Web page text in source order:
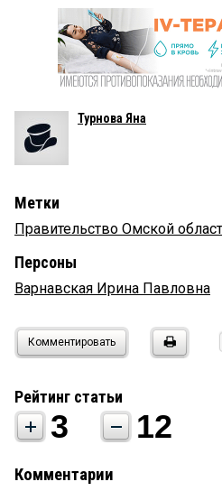
Турнова Яна
Метки
Правительство Омской
Персоны
Варнавская Ирина Павловна
Комментировать
Рейтинг статьи
3 12
Комментарии